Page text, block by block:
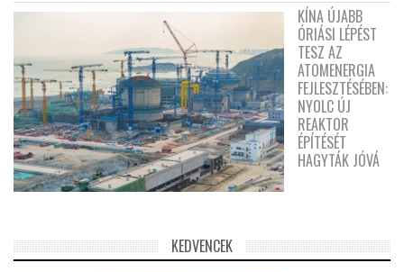
KÍNA ÚJABB
ÓRIÁSI LÉPÉST
TESZ AZ
ATOMENERGIA
FEJLESZTÉSÉBEN:
NYOLC ÚJ
REAKTOR
ÉPÍTÉSÉT
HAGYTÁK JÓVÁ
KEDVENCEK